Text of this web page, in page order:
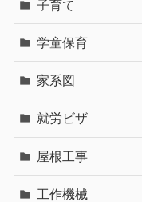
子育て
学童保育
家系図
就労ビザ
屋根工事
工作機械